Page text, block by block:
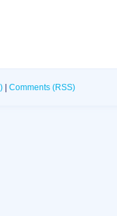
Comments (RSS)